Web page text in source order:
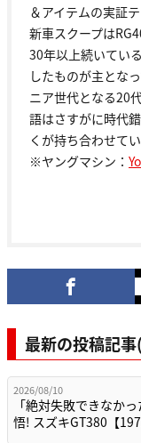
＆アイテムの実証
新車スクープは
30年以上続いてい
したものが主とな
ニア世代となる20
語はさすがに時代
くが持ち合わせて
※ヤングマシン：
最新の投稿記
2026/08/10
「絶対失敗できなか
悟! スズキGT380【